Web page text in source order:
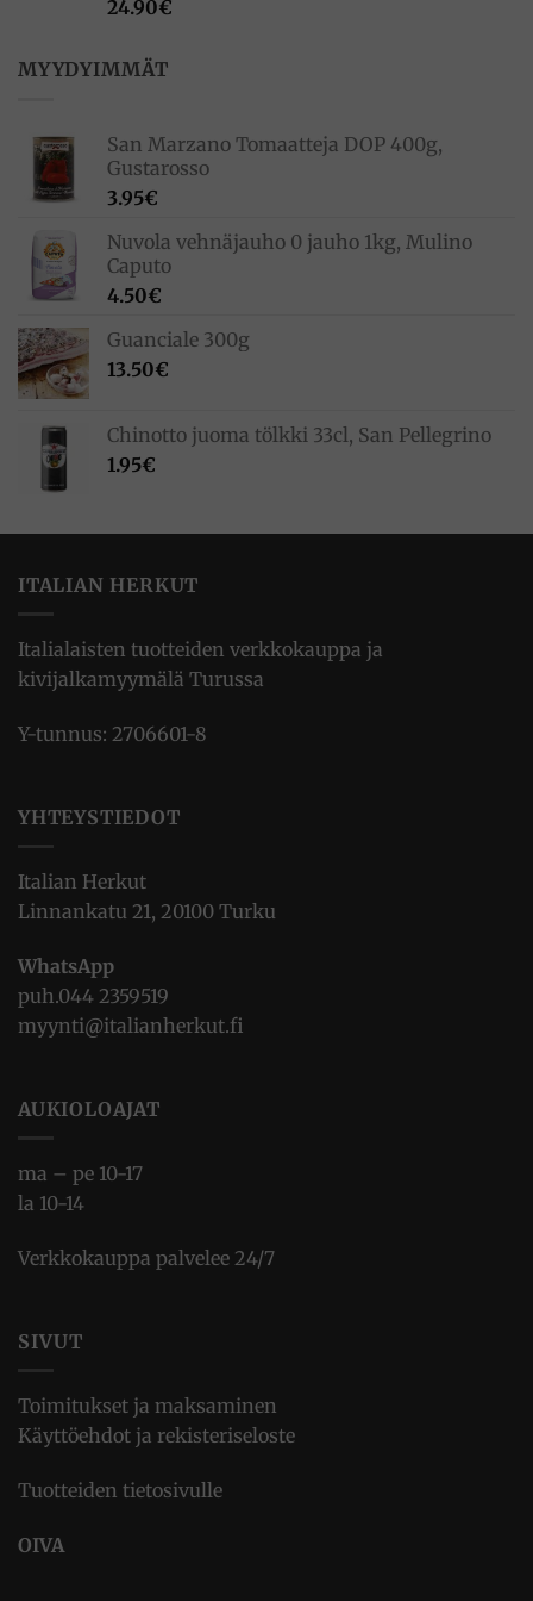
24.90€
MYYDYIMMÄT
San Marzano Tomaatteja DOP 400g,
Gustarosso
3.95€
Nuvola vehnäjauho 0 jauho 1kg, Mulino
Caputo
4.50€
Guanciale 300g
13.50€
Chinotto juoma tölkki 33cl, San Pellegrino
1.95€
ITALIAN HERKUT
Italialaisten tuotteiden verkkokauppa ja
kivijalkamyymälä Turussa
Y-tunnus: 2706601-8
YHTEYSTIEDOT
Italian Herkut
Linnankatu 21, 20100 Turku
WhatsApp
puh.044 2359519
myynti@italianherkut.fi
AUKIOLOAJAT
ma – pe 10-17
la 10-14
Verkkokauppa palvelee 24/7
SIVUT
Toimitukset ja maksaminen
Käyttöehdot ja rekisteriseloste
Tuotteiden tietosivulle
OIVA